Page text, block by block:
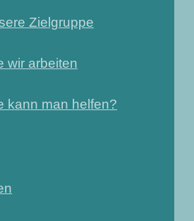
Zielgruppe
wir arbeiten
kann man helfen?